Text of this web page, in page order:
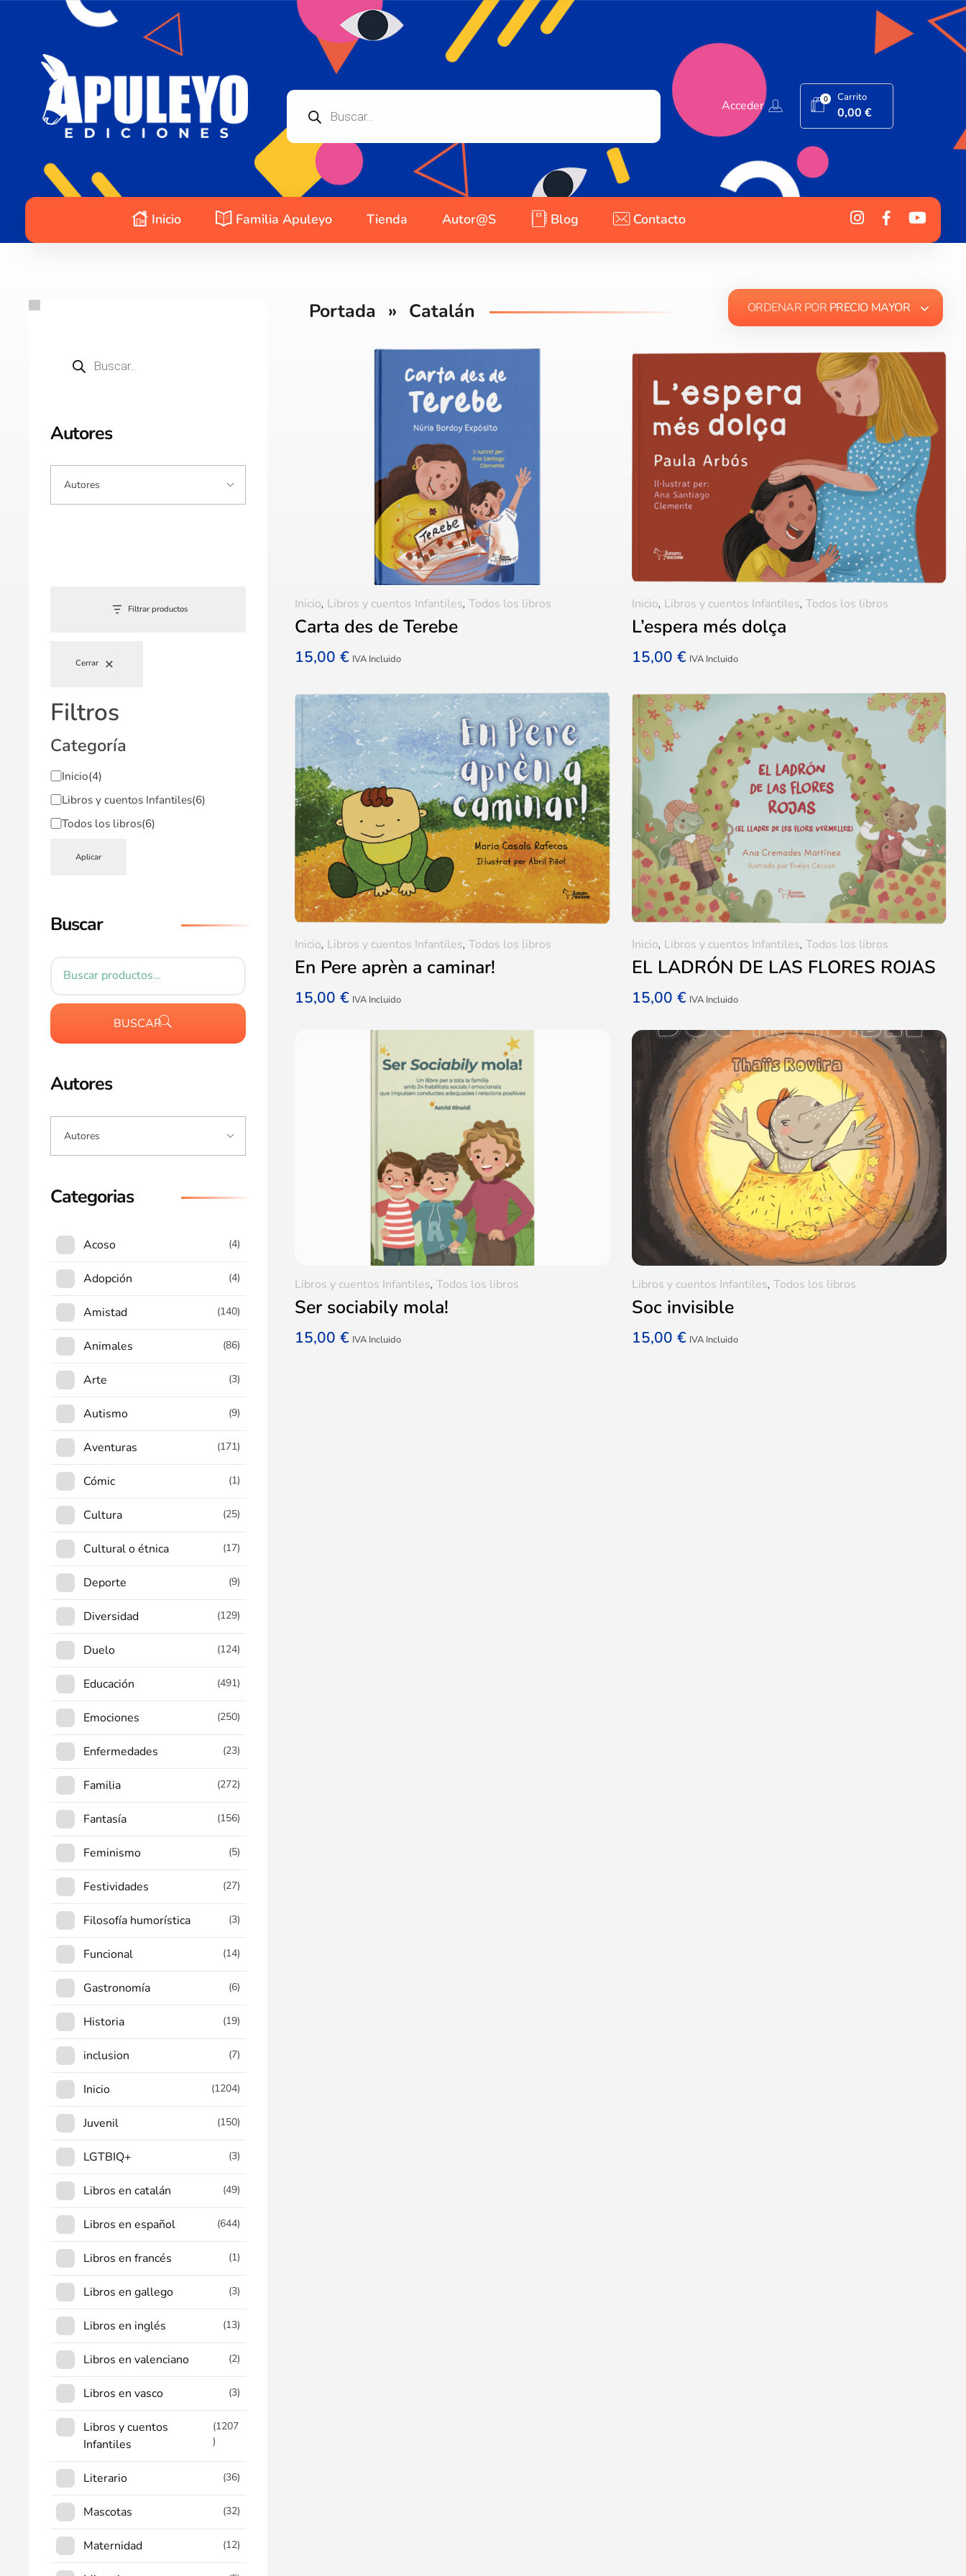
Acceder 0 Carrito
0,00€
Inicio Familia Apuleyo Tienda Autor@s Blog Contacto
Portada » Catalán ORDENAR POR PRECIO MAYOR
Carta des de Terebe
15,00€ IVA Incluido
Inicio, Libros y cuentos Infantiles,Todos los libros
L’espera més dolça
15,00 € IVA Incluido
Inicio, Libros y cuentos Infantiles, Todos los libros
En Pere aprèn a caminar!
15,00€ IVA Incluido
Inicio, Libros y cuentos Infantiles,Todos los libros
EL LADRÓN DE LAS FLORES ROJAS
15,00 € IVA Incluido
Inicio, Libros y cuentos Infantiles, Todos los libros
Ser sociabily mola!
15,00€ IVA Incluido
Libros y cuentos Infantiles,Todos los libros
Soc invisible
15,00 € IVA Incluido
Libros y cuentos Infantiles, Todos los libros
Autores
Filtrar productos
Cerrar
Filtros
Categoría
Inicio(4)
Libros y cuentos Infantiles(6)
Todos los libros(6)
Aplicar
Buscar
BUSCAR
Autores
Categorias
Acoso (4)
Adopción (4)
Amistad (140)
Animales (86)
Arte (3)
Autismo (9)
Aventuras (171)
Cómic (1)
Cultura (25)
Cultural o étnica (17)
Deporte (9)
Diversidad (129)
Duelo (124)
Educación (491)
Emociones (250)
Enfermedades (23)
Familia (272)
Fantasía (156)
Feminismo (5)
Festividades (27)
Filosofía humorística (3)
Funcional (14)
Gastronomía (6)
Historia (19)
inclusion (7)
Inicio (1204)
Juvenil (150)
LGTBIQ+ (3)
Libros en catalán (49)
Libros en español (644)
Libros en francés (1)
Libros en gallego (3)
Libros en inglés (13)
Libros en valenciano (2)
Libros en vasco (3)
Libros y cuentos
Infantiles
(1207
)
Literario (36)
Mascotas (32)
Maternidad (12)